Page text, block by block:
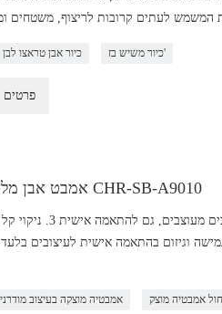
כיור אבן טראצו לבן כיור משיש בז'
פרטים
אמבט אבן מלאכותי בצורת אליפסה CHR-SB-A9010
כדי להפוך למוצר חדש 5. לא נקבובי על פני השטח 6. יציקה גמישה וגיזום
אמבטיה מוצקה בעיצוב מודרני אמבטיה מוצק